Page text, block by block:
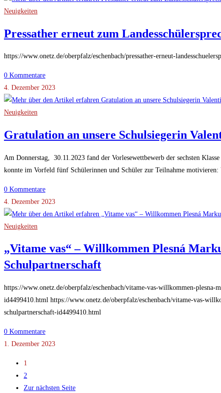
Neuigkeiten
Pressather erneut zum
https://www.onetz.de/oberpfalz/eschenbach/pressather-erneut-
0 Kommentare
4. Dezember 2023
Neuigkeiten
Gratulation an unsere Schulsiegerin
Am Donnerstag, 30.11.2023 fand der Vorlesewettbewerb der sechsten
konnte im Vorfeld fünf Schülerinnen und Schüler zur Teilnahme
0 Kommentare
4. Dezember 2023
Neuigkeiten
„Vitame vas“ – Willkommen Plesná
Schulpartnerschaft
https://www.onetz.de/oberpfalz/eschenbach/vitame-vas-willkommen-plesna-
id4499410.html https://www.onetz.de/oberpfalz/eschenbach/vitame-vas-
schulpartnerschaft-id4499410.html
0 Kommentare
1. Dezember 2023
1
2
Zur nächsten Seite